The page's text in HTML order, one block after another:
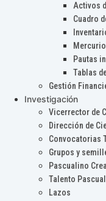
Activos
Cuadro
Mercurio
Pautas
Tablas
Gestión
Investigación
Vicerrector de
Dirección de
Convocatorias
Grupos y
Pascualino
Talento
Lazos